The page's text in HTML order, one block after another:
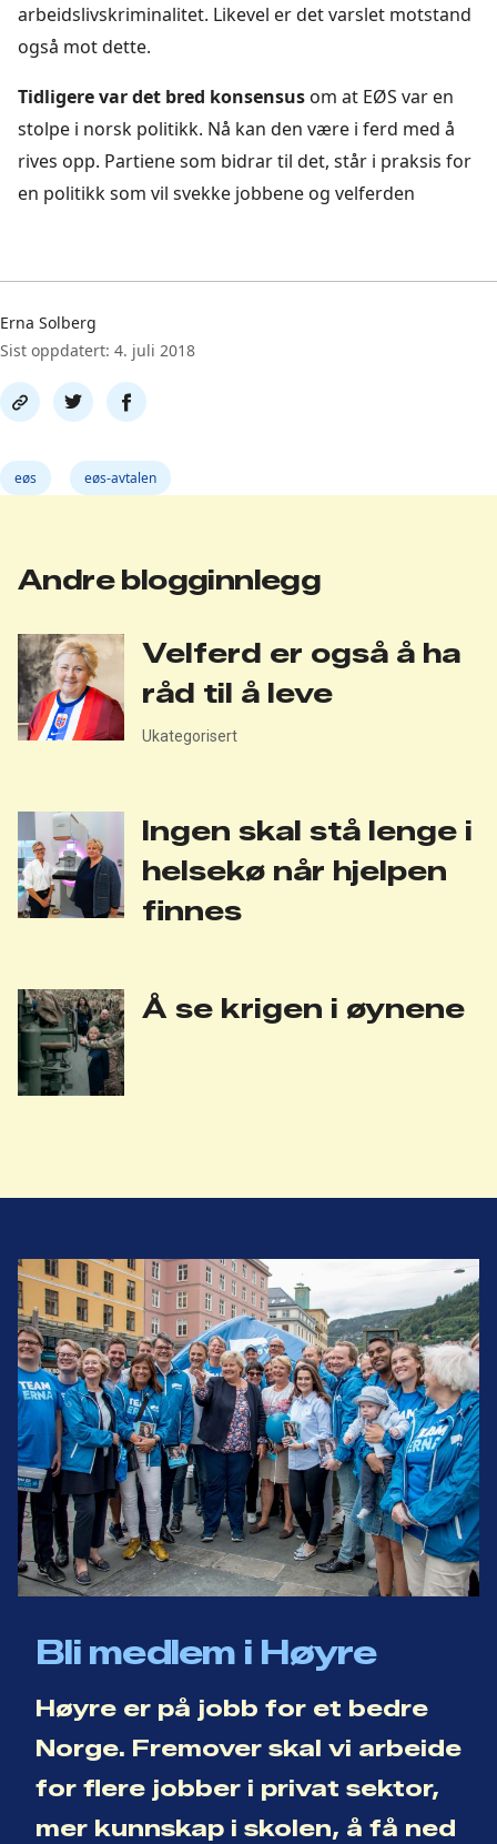
arbeidslivskriminalitet. Likevel er det varslet motstand
også mot dette.
Tidligere var det bred konsensus om at EØS var en
stolpe i norsk politikk. Nå kan den være i ferd med å
rives opp. Partiene som bidrar til det, står i praksis for
en politikk som vil svekke jobbene og velferden
Erna Solberg
Sist oppdatert: 4. juli 2018
Del
link
Del
på
Del
på
eøs eøs-avtalen
Andre blogginnlegg
Velferd er også å ha
råd til å leve
Ukategorisert
Ingen skal stå lenge i
helsekø når hjelpen
finnes
Å se krigen i øynene
Bli medlem i Høyre
Høyre er på jobb for et bedre
Norge. Fremover skal vi arbeide
for flere jobber i privat sektor,
mer kunnskap i skolen, å få ned